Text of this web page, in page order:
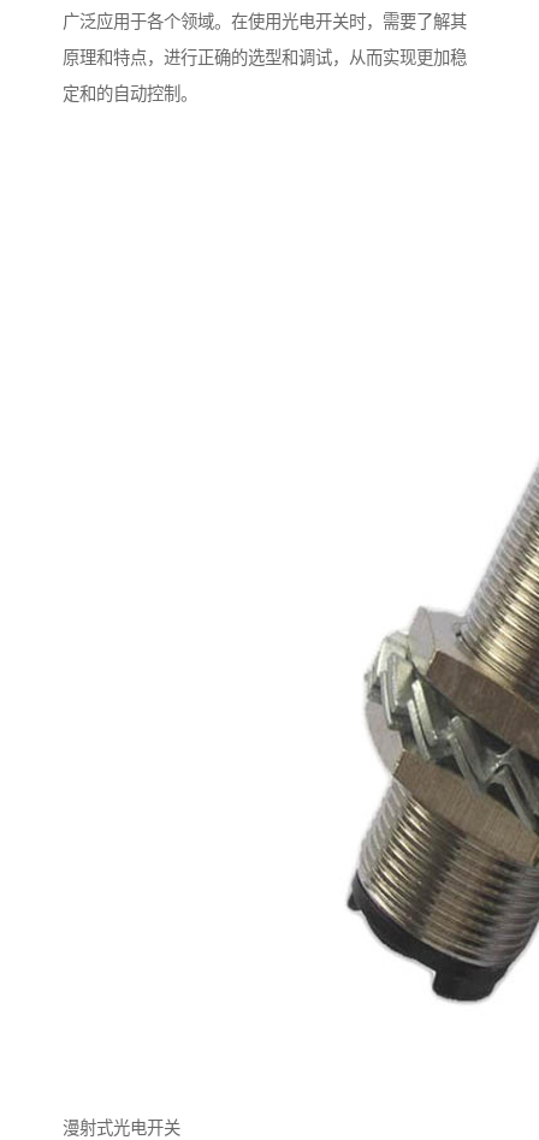
广泛应用于各个领域。在使用光电开关时，需要了解其
原理和特点，进行正确的选型和调试，从而实现更加稳
定和的自动控制。
漫射式光电开关